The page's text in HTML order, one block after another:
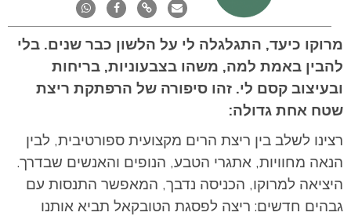
מרוקו כיעד, התגלגלה לי על הלשון כבר שנים. בלי
להבין באמת למה, משהו בצבעוניות, בריחות
ובעיצוב קסם לי. זהו סיפורה של הרפתקת ריצת
שטח אחת גדולה:
רצינו לשלב בין ריצת הרים מקצועית ספורטיבית, לבין
הנאה מחוויות, אתגרי הטבע, הנופים והאנשים שבדרך.
היציאה למרוקו, הכניסה נדבך, המאפשר התנסות עם
גבהים חדשים: ריצה לפסגת הטובקאל תביא אותנו